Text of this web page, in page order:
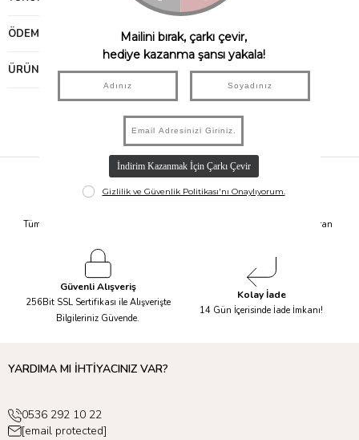
ÖDEME SEÇENEKLERI
ÜRÜN ÖNERILERI
Tüm Siparişleriniz Aynı Gün 14.00'a
Tüm Ürünlerde 6 Aya Kadar Varan
Güvenli Alışveriş
256Bit SSL Sertifikası ile Alışverişte
Bilgileriniz Güvende.
Kolay İade
14 Gün İçerisinde İade İmkanı!
YARDIMA MI İHTİYACINIZ VAR?
0536 292 10 22
[email protected]